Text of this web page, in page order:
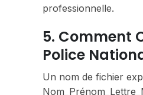
professionnelle.
5. Comment
Police
Un nom de fichier